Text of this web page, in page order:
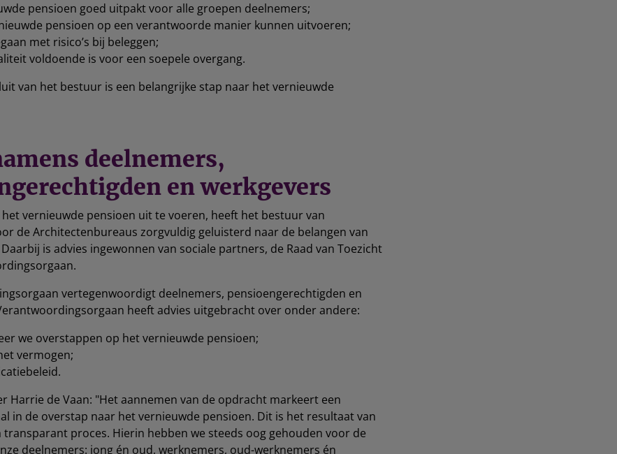
pensioen goed uitpakt voor alle groepen deelnemers;
pensioen op een verantwoorde manier kunnen uitvoeren;
met risico’s bij beleggen;
voldoende is voor een soepele overgang.
van het bestuur is een belangrijke stap naar het vernieuwde
deelnemers,
en werkgevers
vernieuwde pensioen uit te voeren, heeft het bestuur van
de Architectenbureaus zorgvuldig geluisterd naar de belangen van
is advies ingewonnen van sociale partners, de Raad van Toezicht
vertegenwoordigt deelnemers, pensioengerechtigden en
heeft advies uitgebracht over onder andere:
we overstappen op het vernieuwde pensioen;
vermogen;
Harrie de Vaan: "Het aannemen van de opdracht markeert een
in de overstap naar het vernieuwde pensioen. Dit is het resultaat van
transparant proces. Hierin hebben we steeds oog gehouden voor de
deelnemers: jong én oud, werknemers, oud-werknemers én